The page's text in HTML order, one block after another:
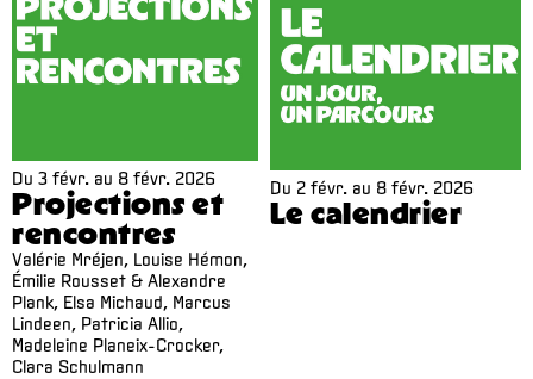
Du 3 févr. au 8 févr. 2026
Projections et
rencontres
Valérie Mréjen, Louise Hémon,
Émilie Rousset & Alexandre
Plank, Elsa Michaud, Marcus
Lindeen, Patricia Allio,
Madeleine Planeix-Crocker,
Clara Schulmann
Du 2 févr.au 8 févr. 2026
Le calendrier